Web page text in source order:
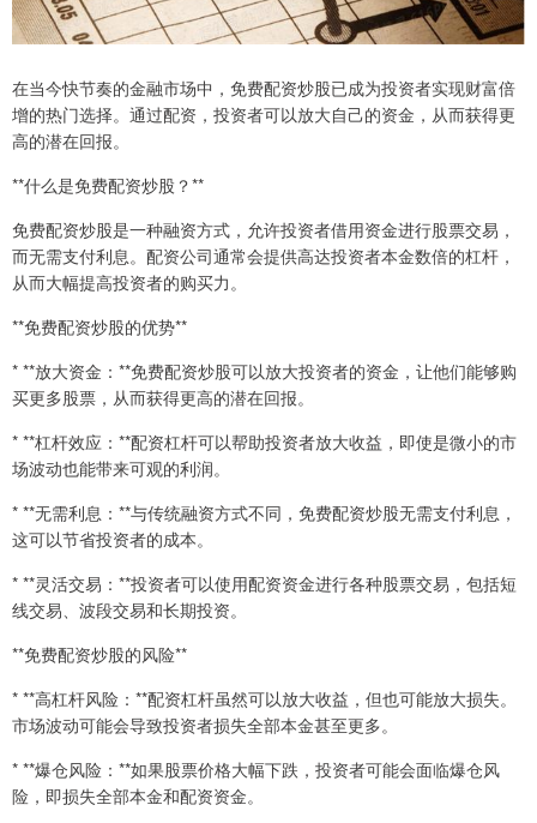
在当今快节奏的金融市场中，免费配资炒股已成为投资者实现财富倍
增的热门选择。通过配资，投资者可以放大自己的资金，从而获得更
高的潜在回报。
**什么是免费配资炒股？**
免费配资炒股是一种融资方式，允许投资者借用资金进行股票交易，
而无需支付利息。配资公司通常会提供高达投资者本金数倍的杠杆，
从而大幅提高投资者的购买力。
**免费配资炒股的优势**
* **放大资金：**免费配资炒股可以放大投资者的资金，让他们能够购
买更多股票，从而获得更高的潜在回报。
* **杠杆效应：**配资杠杆可以帮助投资者放大收益，即使是微小的市
场波动也能带来可观的利润。
* **无需利息：**与传统融资方式不同，免费配资炒股无需支付利息，
这可以节省投资者的成本。
* **灵活交易：**投资者可以使用配资资金进行各种股票交易，包括短
线交易、波段交易和长期投资。
**免费配资炒股的风险**
* **高杠杆风险：**配资杠杆虽然可以放大收益，但也可能放大损失。
市场波动可能会导致投资者损失全部本金甚至更多。
* **爆仓风险：**如果股票价格大幅下跌，投资者可能会面临爆仓风
险，即损失全部本金和配资资金。